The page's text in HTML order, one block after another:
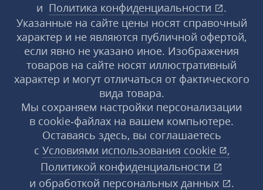
и Политика конфиденциальности
.
Указанные на сайте цены носят справочный
характер и не являются публичной офертой,
если явно не указано иное. Изображения
товаров на сайте носят иллюстративный
характер и могут отличаться от фактического
вида товара.
Мы сохраняем настройки персонализации
в cookie‑файлах на вашем компьютере.
Оставаясь здесь, вы соглашаетесь
с Условиями использования cookie
,
Политикой конфиденциальности
и обработкой персональных данных .